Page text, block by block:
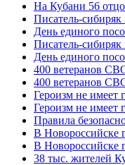
На Кубани 56
Писатель-
День единого
Писатель-
День единого
400 ветеранов
400 ветеранов
Героизм не имеет
Героизм не имеет
Правила
В Новороссийске
В Новороссийске
38 тыс. жителей